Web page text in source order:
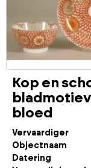
Kop en
bloed
Vervaardiger
Objectnaam
Datering